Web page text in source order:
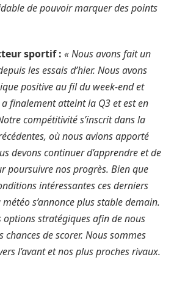
de pouvoir marquer des points
sportif : « Nous avons fait un
les essais d’hier. Nous avons
positive au fil du week-end et
a finalement atteint la Q3 et est en
compétitivité s’inscrit dans la
où nous avions apporté
devons continuer d’apprendre et de
poursuivre nos progrès. Bien que
intéressantes ces derniers
s’annonce plus stable demain.
options stratégiques afin de nous
de scorer. Nous sommes
l’avant et nos plus proches rivaux.